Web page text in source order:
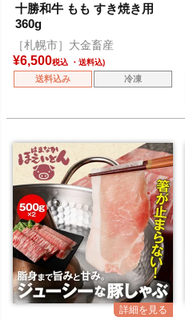
十勝和牛 もも すき焼き用
360g
［札幌市］大金畜産
¥6,500税込
送料込み 冷凍